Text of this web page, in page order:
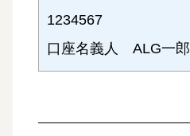
1234567
口座名義人 ALG一郎